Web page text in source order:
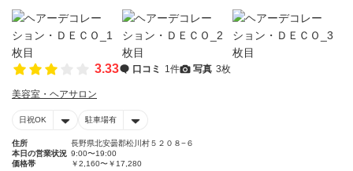
3.33 口コミ 1件 写真 3枚
美容室・ヘアサロン
日祝OK 駐車場有
住所
長野県北安曇郡松川村５２０８−６
本日の営業状況 9:00〜19:00
価格帯
￥2,160〜￥17,280